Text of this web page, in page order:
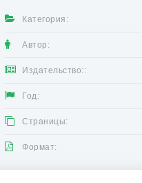
Категория:
Автор:
Издательство::
Год:
Страницы:
Формат: